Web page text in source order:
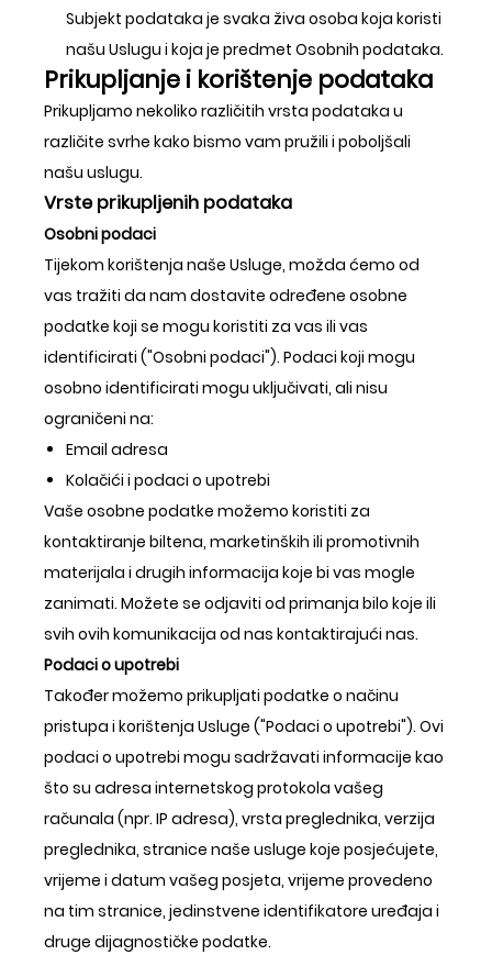
Subjekt podataka je svaka živa osoba koja koristi
našu Uslugu i koja je predmet Osobnih podataka.
Prikupljanje i korištenje podataka
Prikupljamo nekoliko različitih vrsta podataka u
različite svrhe kako bismo vam pružili i poboljšali
našu uslugu.
Vrste prikupljenih podataka
Osobni podaci
Tijekom korištenja naše Usluge, možda ćemo od
vas tražiti da nam dostavite određene osobne
podatke koji se mogu koristiti za vas ili vas
identificirati ("Osobni podaci"). Podaci koji mogu
osobno identificirati mogu uključivati, ali nisu
ograničeni na:
Email adresa
Kolačići i podaci o upotrebi
Vaše osobne podatke možemo koristiti za
kontaktiranje biltena, marketinških ili promotivnih
materijala i drugih informacija koje bi vas mogle
zanimati. Možete se odjaviti od primanja bilo koje ili
svih ovih komunikacija od nas kontaktirajući nas.
Podaci o upotrebi
Također možemo prikupljati podatke o načinu
pristupa i korištenja Usluge ("Podaci o upotrebi"). Ovi
podaci o upotrebi mogu sadržavati informacije kao
što su adresa internetskog protokola vašeg
računala (npr. IP adresa), vrsta preglednika, verzija
preglednika, stranice naše usluge koje posjećujete,
vrijeme i datum vašeg posjeta, vrijeme provedeno
na tim stranice, jedinstvene identifikatore uređaja i
druge dijagnostičke podatke.